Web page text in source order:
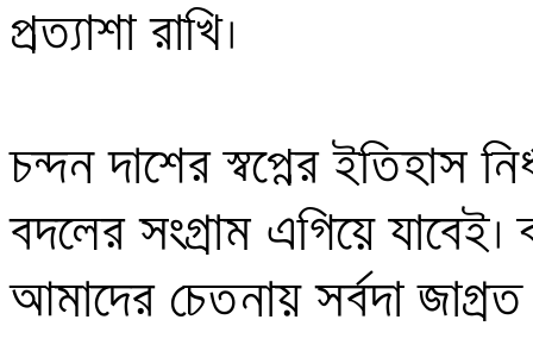
প্রত্যাশা রাখি।
চন্দন দাশের স্বপ্নের ইতিহাস
বদলের সংগ্রাম এগিয়ে
আমাদের চেতনায় সর্বদা